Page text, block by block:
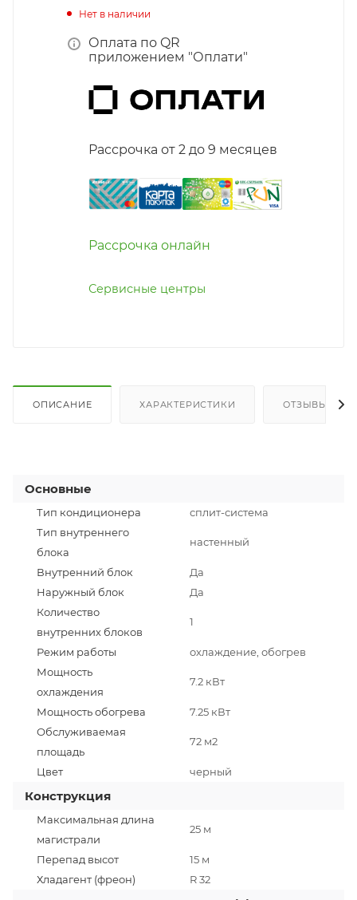
Нет в наличии
Оплата по QR
приложением "Оплати"
Рассрочка от 2 до 9 месяцев
Рассрочка онлайн
Сервисные центры
ОПИСАНИЕ ХАРАКТЕРИСТИКИ ОТЗЫВЫ
Основные
Тип кондиционера
сплит-система
Тип внутреннего
блока
настенный
Внутренний блок
Да
Наружный блок
Да
Количество
внутренних блоков
1
Режим работы
охлаждение, обогрев
Мощность
охлаждения
7.2 кВт
Мощность обогрева
7.25 кВт
Обслуживаемая
площадь
72 м2
Цвет черный
Конструкция
Максимальная длина
магистрали
25 м
Перепад высот
15 м
Хладагент (фреон)
R 32